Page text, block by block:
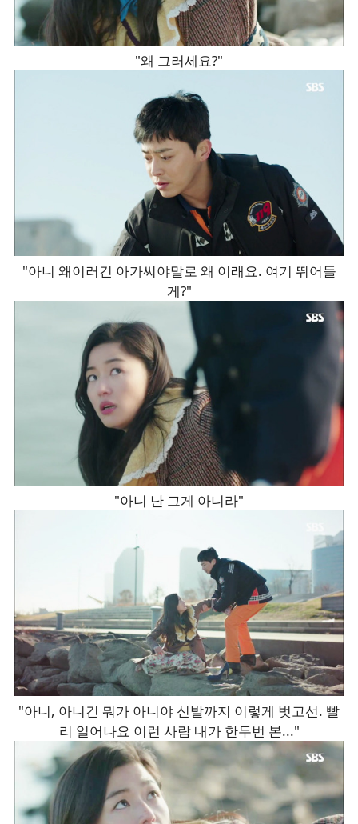
"왜 그러세요?"
"아니 왜이러긴 아가씨야말로 왜 이래요. 여기 뛰어들
게?"
"아니 난 그게 아니라"
"아니, 아니긴 뭐가 아니야 신발까지 이렇게 벗고선. 빨
리 일어나요 이런 사람 내가 한두번 본..."